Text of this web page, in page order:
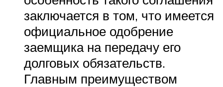
заключается в том, что имеется
официальное одобрение
заемщика на передачу его
долговых обязательств.
Главным преимуществом